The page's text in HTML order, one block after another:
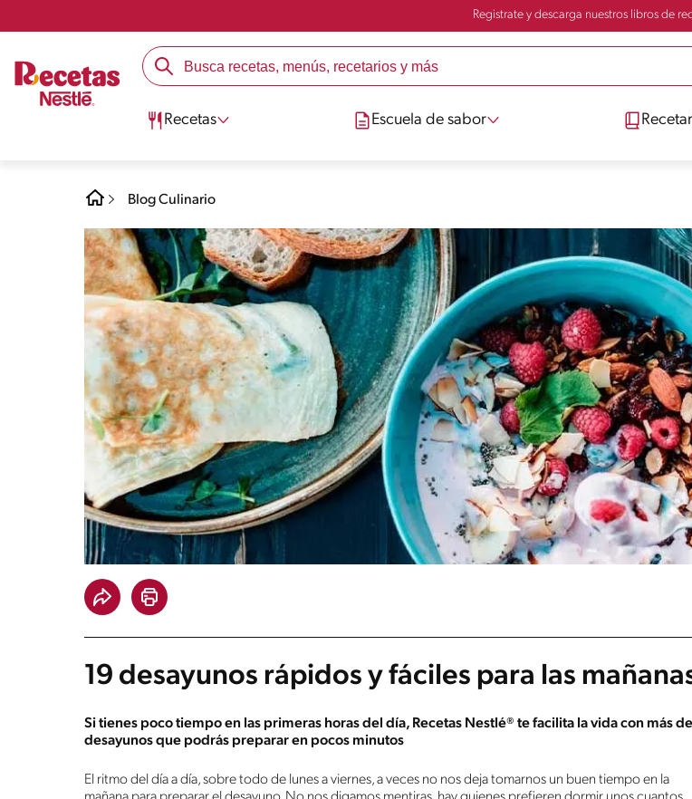
Registrate y descarga nuestros libros de
Recetas Escuela de sabor
Blog Culinario
19 desayunos rápidos y fáciles para las
Si tienes poco tiempo en las primeras horas del día, Recetas Nestlé® te facilita la vida con más
desayunos que podrás preparar en pocos minutos
El ritmo del día a día, sobre todo de lunes a viernes, a veces no nos deja tomarnos un buen tiempo en la